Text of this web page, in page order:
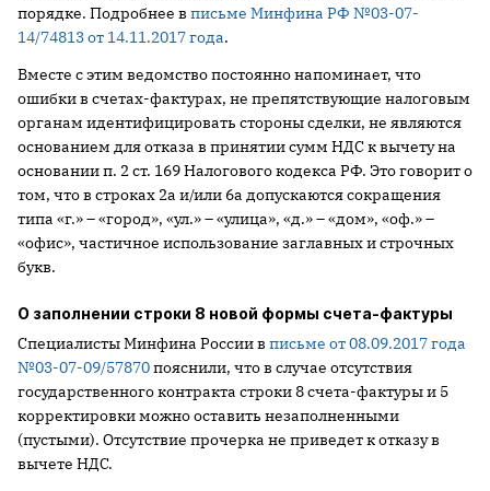
порядке. Подробнее в письме Минфина РФ №03-07-
14/74813 от 14.11.2017 года.
Вместе с этим ведомство постоянно напоминает, что
ошибки в счетах-фактурах, не препятствующие налоговым
органам идентифицировать стороны сделки, не являются
основанием для отказа в принятии сумм НДС к вычету на
основании п. 2 ст. 169 Налогового кодекса РФ. Это говорит о
том, что в строках 2а и/или 6а допускаются сокращения
типа «г.» – «город», «ул.» – «улица», «д.» – «дом», «оф.» –
«офис», частичное использование заглавных и строчных
букв.
О заполнении строки 8 новой формы счета-фактуры
Специалисты Минфина России в письме от 08.09.2017 года
№03-07-09/57870пояснили, что в случае отсутствия
государственного контракта строки 8 счета-фактуры и 5
корректировки можно оставить незаполненными
(пустыми). Отсутствие прочерка не приведет к отказу в
вычете НДС.